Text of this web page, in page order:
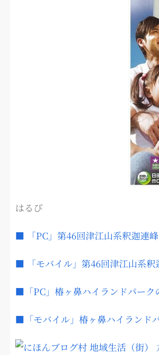
はるぴ
■ 「PC」第46回津江山系釈迦連
■ 「モバイル」第46回津江山系
■「PC」椿ヶ鼻ハイランドパーク
■「モバイル」椿ヶ鼻ハイランド